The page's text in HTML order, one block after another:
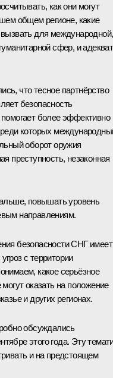
как они могут
общем регионе, какие
для международной,
сфер, и
что тесное партнёрство
безопасность
более эффективно
которых
оборот оружия
преступность, незаконная
повышать уровень
направлениям.
безопасности СНГ имеет
с территории
какое серьёзное
оказать на положение
и других регионах.
обсуждались
этого года. Эту
и на предстоящем